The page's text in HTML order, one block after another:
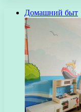
Домашний быт